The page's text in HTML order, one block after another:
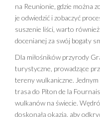
na Reunionie, gdzie można
je odwiedzić i zobaczyć
suszenie liści, warto
docenianej za swój bogaty
Dla miłośników przyrody
turystyczne, prowadzące
tereny wulkaniczne.
trasa do Piton de la
wulkanów na świecie.
doskonałą okazją, aby